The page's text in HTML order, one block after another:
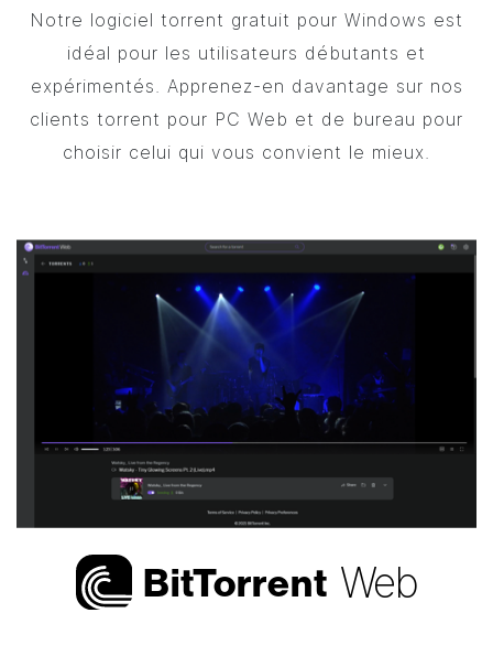
Notre logiciel torrent gratuit pour Windows est
idéal pour les utilisateurs débutants et
expérimentés. Apprenez-en davantage sur nos
clients torrent pour PC Web et de bureau pour
choisir celui qui vous convient le mieux.
BitTorrent Web